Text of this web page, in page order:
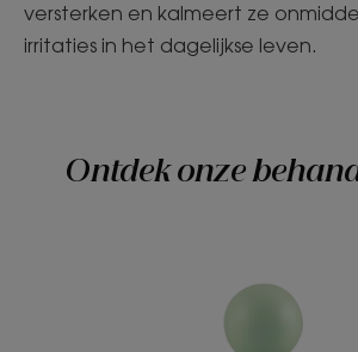
versterken en kalmeert ze
irritaties in het dagelijkse leven.
Ontdek onze
PETIT
BRIN
Geurwater